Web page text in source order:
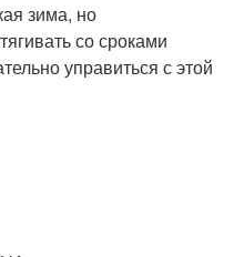
зима, но
со сроками
управиться с этой